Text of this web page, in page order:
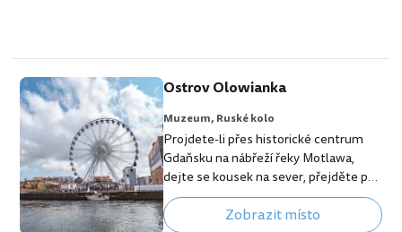
Ostrov Olowianka
Muzeum, Ruské kolo
Projdete-li přes historické centrum
Gdaňsku na nábřeží řeky Motlawa,
dejte se kousek na sever, přejděte po
jednom z mostů a zavítejte na malý
ostrov Ołowianka. 👉 Naše tipy na
Zobrazit místo